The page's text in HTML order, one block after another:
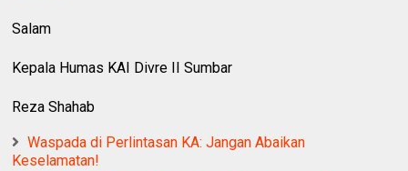
Salam
Kepala Humas KAI Divre II Sumbar
Reza Shahab
Waspada di Perlintasan KA: Jangan Abaikan
Keselamatan!